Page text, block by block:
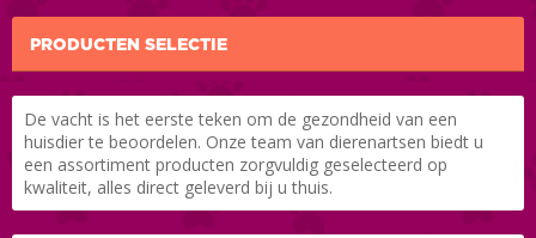
PRODUCTEN SELECTIE
De vacht is het eerste teken om de gezondheid van een
huisdier te beoordelen. Onze team van dierenartsen biedt u
een assortiment producten zorgvuldig geselecteerd op
kwaliteit, alles direct geleverd bij u thuis.